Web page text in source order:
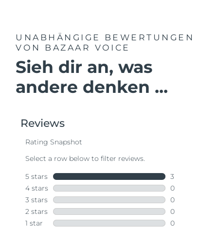
UNABHÄNGIGE BEWERTUNGEN
VON BAZAAR VOICE
Sieh dir an, was
andere denken ...